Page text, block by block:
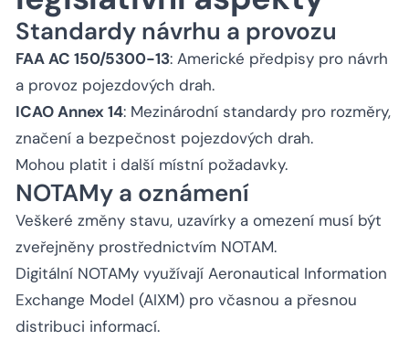
Standardy návrhu a provozu
FAA AC 150/5300-13: Americké předpisy pro návrh
a provoz pojezdových drah.
ICAO Annex 14: Mezinárodní standardy pro rozměry,
značení a bezpečnost pojezdových drah.
Mohou platit i další místní požadavky.
NOTAMy a oznámení
Veškeré změny stavu, uzavírky a omezení musí být
zveřejněny prostřednictvím NOTAM.
Digitální NOTAMy využívají Aeronautical Information
Exchange Model (AIXM) pro včasnou a přesnou
distribuci informací.